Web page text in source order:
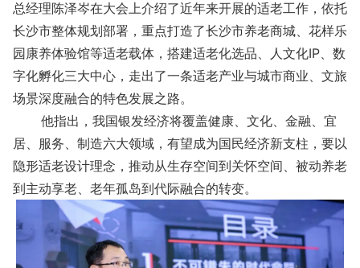
总经理陈泽岑在大会上介绍了近年来开展的适老工作，依托
长沙市整体规划部署，重点打造了长沙市养老商城、花样乐
园康养体验馆等适老载体，搭建适老化选品、人文化IP、数
字化孵化三大中心，走出了一条适老产业与城市商业、文旅
场景深度融合的特色发展之路。
他指出，我国银发经济将覆盖健康、文化、金融、宜
居、服务、制造六大领域，有望成为国民经济新支柱，要以
隐形适老设计理念，推动从生存空间到关怀空间、被动养老
到主动享老、老年孤岛到代际融合的转变。